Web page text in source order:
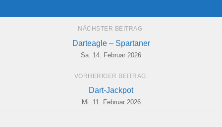
NÄCHSTER BEITRAG
Darteagle – Spartaner
Sa. 14. Februar 2026
VORHERIGER BEITRAG
Dart-Jackpot
Mi. 11. Februar 2026